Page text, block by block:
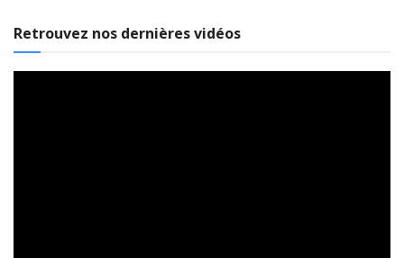
Retrouvez nos dernières vidéos